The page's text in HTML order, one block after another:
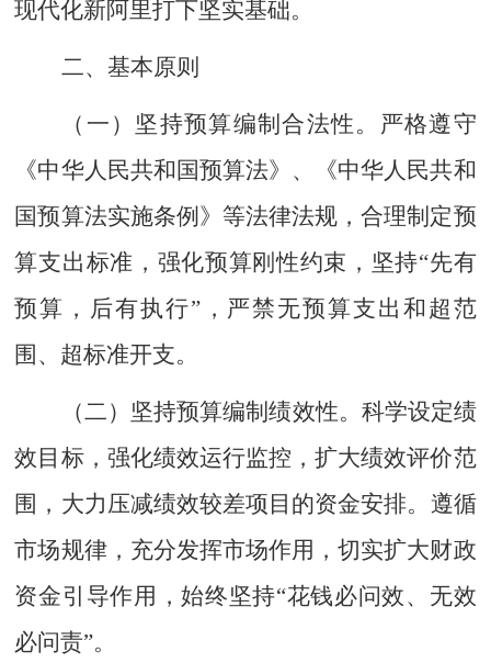
现代化新阿里打下坚实基础。
二、基本原则
（一） 坚持预算编制合法性。 严格遵守
《中华人民共和国预算法》、《中华人民共和
国预算法实施条例》等法律法规，合理制定预
算支出标准，强化预算刚性约束，坚持“先有
预算，后有执行”，严禁无预算支出和超范
围、超标准开支。
（二）坚持预算编制绩效性。 科学设定绩
效目标，强化绩效运行监控，扩大绩效评价范
围，大力压减绩效较差项目的资金安排。 遵循
市场规律，充分发挥市场作用，切实扩大财政
资金引导作用，始终坚持“花钱必问效、无效
必问责”。